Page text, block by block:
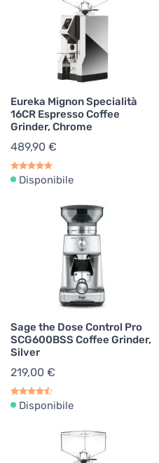
Eureka Mignon Specialità
16CR Espresso Coffee
Grinder, Chrome
489,90 €
Disponibile
Sage the Dose Control Pro
SCG600BSS Coffee Grinder,
Silver
219,00 €
Disponibile